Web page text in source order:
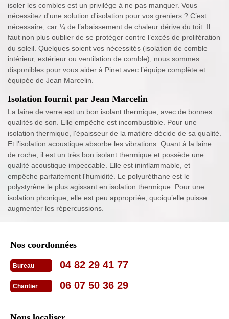
isoler les combles est un privilège à ne pas manquer. Vous
nécessitez d'une solution d'isolation pour vos greniers ? C’est
nécessaire, car ¼ de l’abaissement de chaleur dérive du toit. Il
faut non plus oublier de se protéger contre l’excès de prolifération
du soleil. Quelques soient vos nécessités (isolation de comble
intérieur, extérieur ou ventilation de comble), nous sommes
disponibles pour vous aider à Pinet avec l’équipe complète et
équipée de Jean Marcelin.
Isolation fournit par Jean Marcelin
La laine de verre est un bon isolant thermique, avec de bonnes
qualités de son. Elle empêche est incombustible. Pour une
isolation thermique, l'épaisseur de la matière décide de sa qualité.
Et l’isolation acoustique absorbe les vibrations. Quant à la laine
de roche, il est un très bon isolant thermique et possède une
qualité acoustique impeccable. Elle est ininflammable, et
empêche parfaitement l'humidité. Le polyuréthane est le
polystyrène le plus agissant en isolation thermique. Pour une
isolation phonique, elle est peu appropriée, quoiqu’elle puisse
augmenter les répercussions.
Nos coordonnées
Bureau 04 82 29 41 77
Chantier 06 07 50 36 29